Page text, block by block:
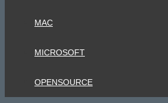
MAC
MICROSOFT
OPENSOURCE